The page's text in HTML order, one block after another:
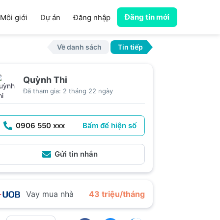
Môi giới Dự án Đăng nhập Đăng tin mới
Về danh sách Tin tiếp
Quỳnh Thi
Đã tham gia: 2 tháng 22 ngày
0906 550 xxx Bấm để hiện số
Gửi tin nhắn
Vay mua nhà 43 triệu/tháng